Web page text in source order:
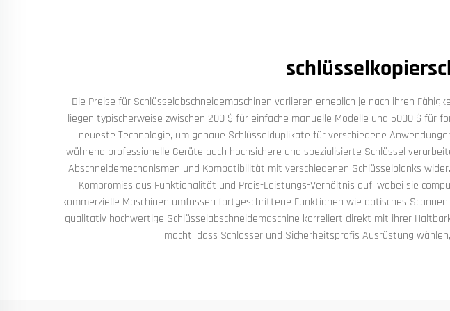
Die Preise für Schlüsselabschneidemaschinen variieren erheblich je nach ihren
liegen typischerweise zwischen 200 $ für einfache manuelle Modelle und 5000 $
neueste Technologie, um genaue Schlüsselduplikate für verschiedene
während professionelle Geräte auch hochsichere und spezialisierte Schlüssel
Abschneidemechanismen und Kompatibilität mit verschiedenen Schlüsselblanks
Kompromiss aus Funktionalität und Preis-Leistungs-Verhältnis auf, wobei sie
kommerzielle Maschinen umfassen fortgeschrittene Funktionen wie optisches
qualitativ hochwertige Schlüsselabschneidemaschine korreliert direkt mit ihrer
macht, dass Schlosser und Sicherheitsprofis Ausrüstung